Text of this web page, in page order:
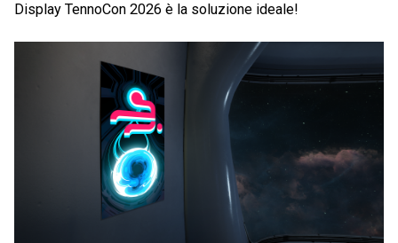
Display TennoCon 2026 è la soluzione ideale!